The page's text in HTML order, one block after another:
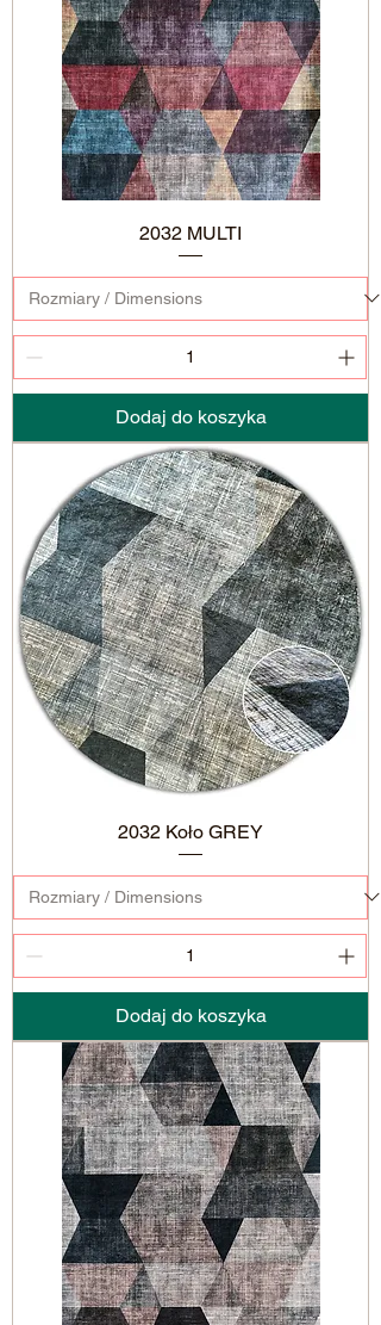
2032 MULTI
Dodaj do koszyka
2032 Koło GREY
Dodaj do koszyka